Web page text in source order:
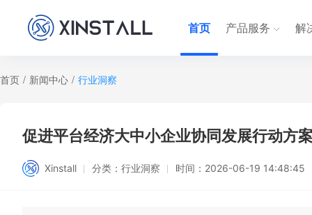
首页 产品服务 解
首页 / 新闻中心 / 行业洞察
促进平台经济大中小企业协同发展行动方
Xinstall 分类： 行业洞察 时间： 2026-06-19 14:48:45